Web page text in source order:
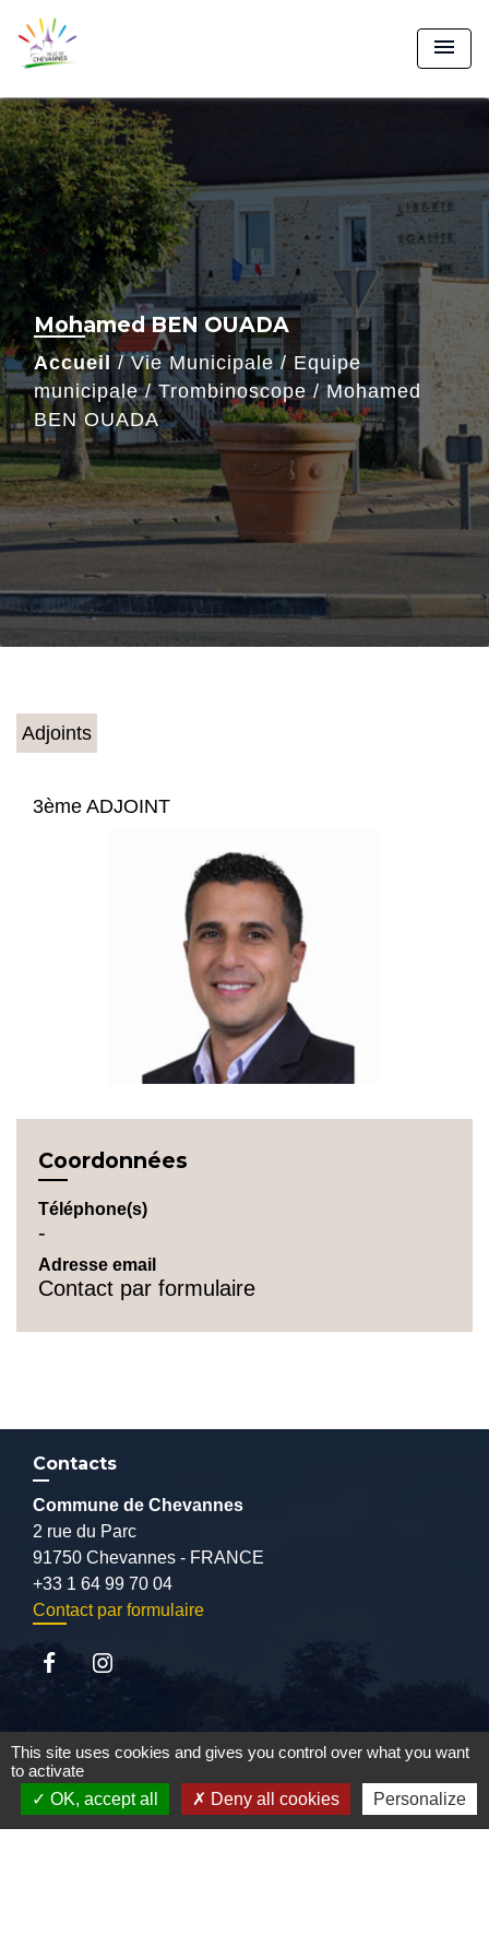
menu
Mohamed BEN OUADA
Accueil /Vie Municipale / Equipe
municipale/Trombinoscope/Mohamed
BEN OUADA
Adjoints
3ème ADJOINT
Coordonnées
Téléphone(s)
-
Adresse email
Contact par formulaire
Contacts
Commune de Chevannes
2 rue du Parc
91750 Chevannes - FRANCE
+33 1 64 99 70 04
Contact par formulaire
Liens
CCVE
SIARCE
This site uses cookies and gives you control over what you want
to activate
OK, accept all
Deny all cookies Personalize